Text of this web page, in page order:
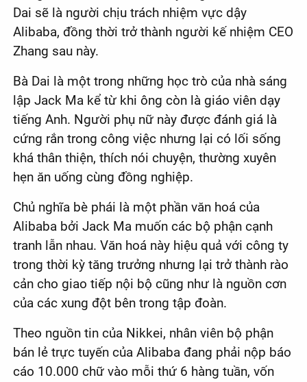
Dai sẽ là người chịu trách nhiệm vực dậy
Alibaba, đồng thời trở thành người kế nhiệm CEO
Zhang sau này.
Bà Dai là một trong những học trò của nhà sáng
lập Jack Ma kể từ khi ông còn là giáo viên dạy
tiếng Anh. Người phụ nữ này được đánh giá là
cứng rắn trong công việc nhưng lại có lối sống
khá thân thiện, thích nói chuyện, thường xuyên
hẹn ăn uống cùng đồng nghiệp.
Chủ nghĩa bè phái là một phần văn hoá của
Alibaba bởi Jack Ma muốn các bộ phận cạnh
tranh lẫn nhau. Văn hoá này hiệu quả với công ty
trong thời kỳ tăng trưởng nhưng lại trở thành rào
cản cho giao tiếp nội bộ cũng như là nguồn cơn
của các xung đột bên trong tập đoàn.
Theo nguồn tin của Nikkei, nhân viên bộ phận
bán lẻ trực tuyến của Alibaba đang phải nộp báo
cáo 10.000 chữ vào mỗi thứ 6 hàng tuần, vốn